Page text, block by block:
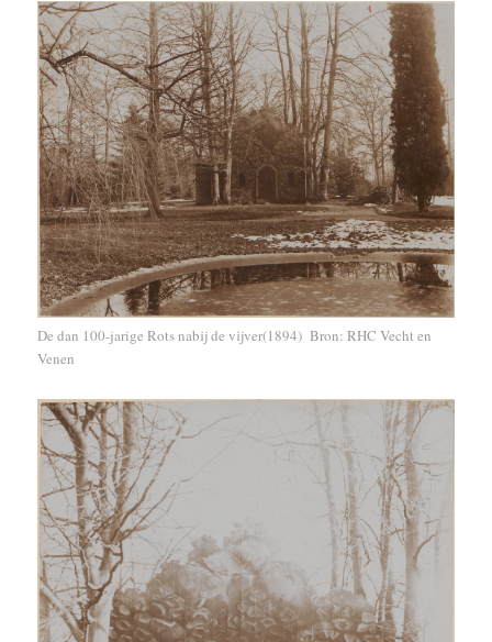
De dan 100-jarige Rots nabij de vijver(1894) Bron: RHC Vecht en
Venen